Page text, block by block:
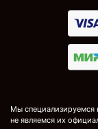
Мы специализируемся
не являемся их